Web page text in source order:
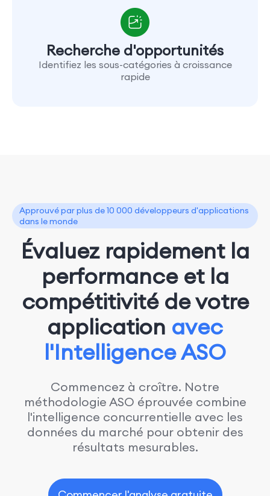
Recherche d'opportunités
Identifiez les sous-catégories à croissance
rapide
Approuvé par plus de 10 000 développeurs d'applications
dans le monde
Évaluez rapidement la
performance et la
compétitivité de votre
application avec
l'Intelligence ASO
Commencez à croître. Notre
méthodologie ASO éprouvée combine
l'intelligence concurrentielle avec les
données du marché pour obtenir des
résultats mesurables.